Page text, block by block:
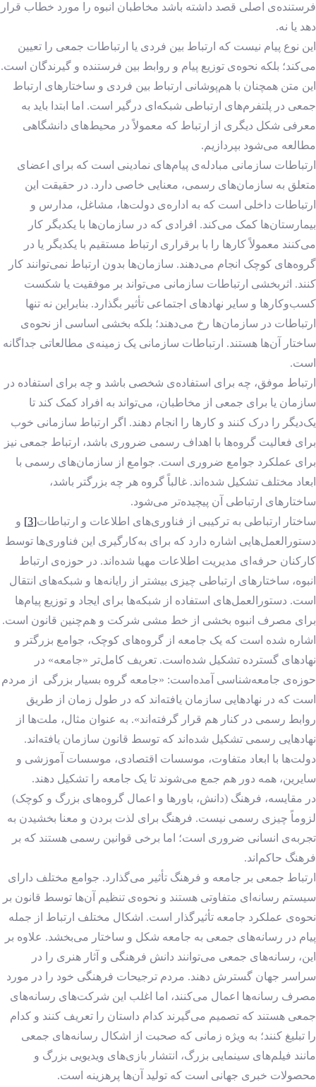
فرستنده‌ی اصلی قصد داشته باشد مخاطبان انبوه را مورد خطاب قرار
دهد یا نه.
این نوع پیام نیست که ارتباط بین فردی یا ارتباطات جمعی را تعیین
می‌کند؛ بلکه نحوه‌ی توزیع پیام و روابط بین فرستنده و گیرندگان است.
این متن همچنان با هم‌پوشانی ارتباط بین فردی و ساختارهای ارتباط
جمعی در پلتفرم‌های ارتباطی شبکه‌ای درگیر است. اما ابتدا باید به
معرفی شکل دیگری از ارتباط که معمولاً در محیط‌های دانشگاهی
مطالعه می‌شود بپردازیم.
ارتباطات سازمانی مبادله‌ی پیام‌های نمادینی است که برای اعضای
متعلق به سازمان‌های رسمی، معنایی خاصی دارد. در حقیقت این
ارتباطات داخلی است که به اداره‌ی دولت‌ها، مشاغل، مدارس و
بیمارستان‌ها کمک می‌کند. افرادی که در سازمان‌ها با یکدیگر کار
می‌کنند معمولاً کارها را با برقراری ارتباط مستقیم با یکدیگر یا در
گروه‌های کوچک انجام می‌دهند. سازمان‌ها بدون ارتباط نمی‌توانند کار
کنند. اثربخشی ارتباطات سازمانی می‌تواند بر موفقیت یا شکست
کسب‌‌و‌کارها و سایر نهادهای اجتماعی تأثیر بگذارد. بنابراین نه تنها
ارتباطات در سازمان‌ها رخ می‌دهند؛ بلکه بخشی اساسی از نحوه‌ی
ساختار آن‌ها هستند. ارتباطات سازمانی یک زمینه‌ی مطالعاتی جداگانه
است.
ارتباط موفق، چه برای استفاده‌ی شخصی باشد و چه برای استفاده در
سازمان یا برای جمعی از مخاطبان، می‌تواند به افراد کمک کند تا
یک‌دیگر را درک کنند و کارها را انجام دهند. اگر ارتباط سازمانی خوب
برای فعالیت گروه‌ها با اهداف رسمی ضروری باشد، ارتباط جمعی نیز
برای عملکرد جوامع ضروری است. جوامع از سازمان‌های رسمی با
ابعاد مختلف تشکیل شده‌اند. غالباً گروه هر چه بزرگتر باشد،
ساختارهای ارتباطی آن پیچیده‌تر می‌شود.
ساختار ارتباطی به ترکیبی از فناوری‌های اطلاعات و ارتباطات[3]
و
دستورالعمل‌هایی اشاره دارد که برای به‌کارگیری این فناوری‌ها توسط
کارکنان حرفه‌ای مدیریت اطلاعات مهیا شده‌اند. در حوزه‌ی ارتباط
انبوه، ساختارهای ارتباطی چیزی بیشتر از رایانه‌ها و شبکه‌های انتقال
است. دستورالعمل‌های استفاده از شبکه‌ها برای ایجاد و توزیع پیام‌ها
برای مصرف انبوه بخشی از خط مشی شرکت و هم‌چنین قانون است.
اشاره شده است که یک جامعه از گروه‌های کوچک، جوامع بزرگتر و
نهادهای گسترده تشکیل شده‌است. تعریف کامل‌تر «جامعه» در
حوزه‌ی جامعه‌شناسی آمده‌است: «جامعه گروه بسیار بزرگی از مردم
است که در نهادهایی سازمان ‌یافته‌اند که در طول زمان از طریق
روابط رسمی در کنار هم قرار گرفته‌اند». به عنوان مثال، ملت‌ها از
نهادهایی رسمی تشکیل شده‌اند که توسط قانون سازمان یافته‌اند.
دولت‌ها با ابعاد متفاوت، موسسات اقتصادی، موسسات آموزشی و
سایرین، همه دور هم جمع می‌شوند تا یک جامعه را تشکیل دهند.
در مقایسه، فرهنگ (دانش، باورها و اعمال گروه‌های بزرگ و کوچک)
لزوماً چیزی رسمی نیست. فرهنگ برای لذت بردن و معنا بخشیدن به
تجربه‌ی انسانی ضروری است؛ اما برخی قوانین رسمی هستند که بر
فرهنگ حاکم‌اند.
ارتباط جمعی بر جامعه و فرهنگ تأثیر می‌گذارد. جوامع مختلف دارای
سیستم رسانه‌ای متفاوتی هستند و نحوه‌ی تنظیم آن‌ها توسط قانون بر
نحوه‌ی عملکرد جامعه تأثیرگذار است. اشکال مختلف ارتباط از جمله
پیام در رسانه‌های جمعی به جامعه شکل و ساختار می‌بخشد. علاوه بر
این، رسانه‌های جمعی می‌توانند دانش فرهنگی و آثار هنری را در
سراسر جهان گسترش دهند. مردم ترجیحات فرهنگی خود را در مورد
مصرف رسانه‌ها اعمال می‌کنند، اما اغلب این شرکت‌های رسانه‌های
جمعی هستند که تصمیم می‌گیرند کدام داستان را تعریف کنند و کدام
را تبلیغ کنند؛ به ویژه زمانی که صحبت از اشکال رسانه‌های جمعی
مانند فیلم‌های سینمایی بزرگ، انتشار بازی‌های ویدیویی بزرگ و
محصولات خبری جهانی است که تولید آن‌ها پرهزینه است.